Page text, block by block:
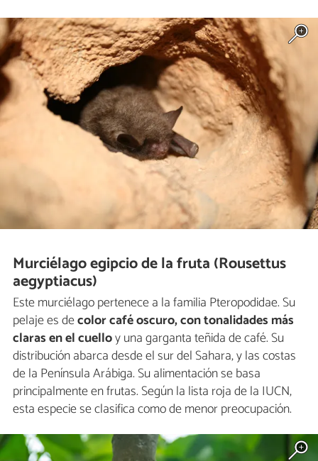
Murciélago egipcio de la fruta (Rousettus
aegyptiacus)
Este murciélago pertenece a la familia Pteropodidae. Su
pelaje es decolor café oscuro, con tonalidades más
claras en el cuelloy una garganta teñida de café. Su
distribución abarca desde el sur del Sahara, y las costas
de la Península Arábiga. Su alimentación se basa
principalmente en frutas. Según la lista roja de la IUCN,
esta especie se clasifica como de menor preocupación.